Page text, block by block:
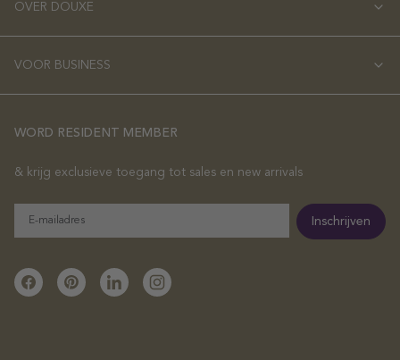
OVER DOUXE
VOOR BUSINESS
WORD RESIDENT MEMBER
& krijg exclusieve toegang tot sales en new arrivals
Inschrijven